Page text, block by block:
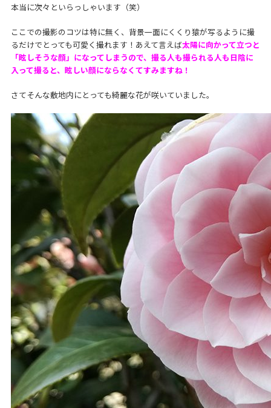
本当に次々といらっしゃいます（笑）
ここでの撮影のコツは特に無く、背景一面にくくり猿が写るように撮
るだけでとっても可愛く撮れます！あえて言えば太陽に向かって立つと
「眩しそうな顔」になってしまうので、撮る人も撮られる人も日陰に
入って撮ると、眩しい顔にならなくてすみますね！
さてそんな敷地内にとっても綺麗な花が咲いていました。